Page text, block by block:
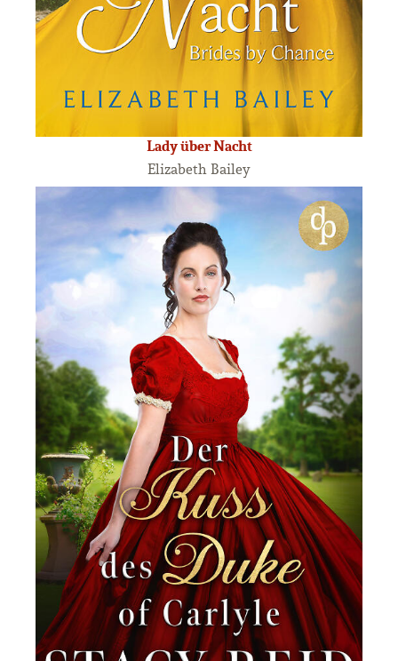
Lady über Nacht
Elizabeth Bailey